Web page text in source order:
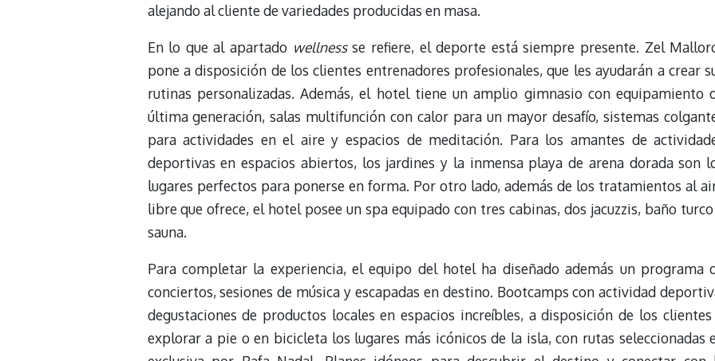
alejando al cliente de variedades producidas en masa.
En lo que al apartado wellnessse refiere, el deporte está siempre presente. Zel
pone a disposición de los clientes entrenadores profesionales, que les ayudarán a crear
rutinas personalizadas. Además, el hotel tiene un amplio gimnasio con equipamiento
última generación, salas multifunción con calor para un mayor desafío, sistemas
para actividades en el aire y espacios de meditación. Para los amantes de
deportivas en espacios abiertos, los jardines y la inmensa playa de arena dorada son
lugares perfectos para ponerse en forma. Por otro lado, además de los tratamientos al
libre que ofrece, el hotel posee un spa equipado con tres cabinas, dos jacuzzis, baño
sauna.
Para completar la experiencia, el equipo del hotel ha diseñado además un programa
conciertos, sesiones de música y escapadas en destino. Bootcamps con actividad
degustaciones de productos locales en espacios increíbles, a disposición de los
explorar a pie o en bicicleta los lugares más icónicos de la isla, con rutas seleccionadas